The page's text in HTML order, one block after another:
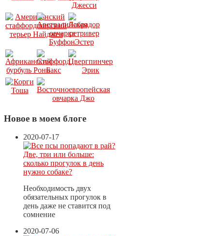
Новое в моем блоге
2020-07-17
Две, три или больше:
сколько прогулок в день
нужно собаке?
Необходимость двух
обязательных прогулок в
день даже не ставится под
сомнение
2020-07-06